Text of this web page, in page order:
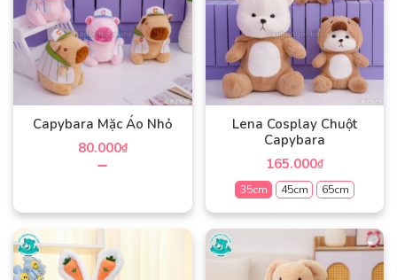
Capybara Mặc Áo Nhỏ
80.000₫
phẩm
này
có
nhiều
Lena Cosplay Chuột
Capybara
165.000₫
35cm
45cm 65cm
Sản
phẩm
này